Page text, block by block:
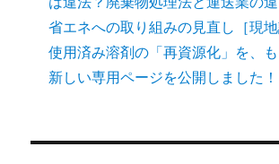
省エネへの取り組みの見直し［現地
使用済み溶剤の「再資源化」を、も
新しい専用ページを公開しました！